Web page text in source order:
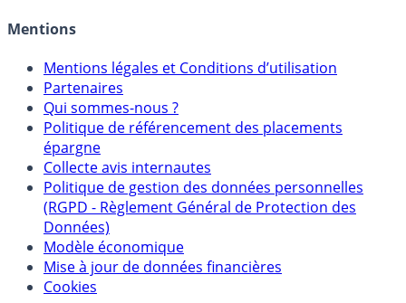
Crédit immobilier
Mentions
Mentions légales et Conditions d’utilisation
Partenaires
Qui sommes-nous ?
Politique de référencement des placements
épargne
Collecte avis internautes
Politique de gestion des données personnelles
(RGPD - Règlement Général de Protection des
Données)
Modèle économique